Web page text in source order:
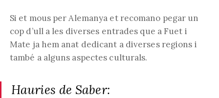
Si et mous per Alemanya et recomano pegar un
cop d’ull a les diverses entrades que a Fuet i
Mate ja hem anat dedicant a diverses regions i
també a alguns aspectes culturals.
Hauries de Saber: